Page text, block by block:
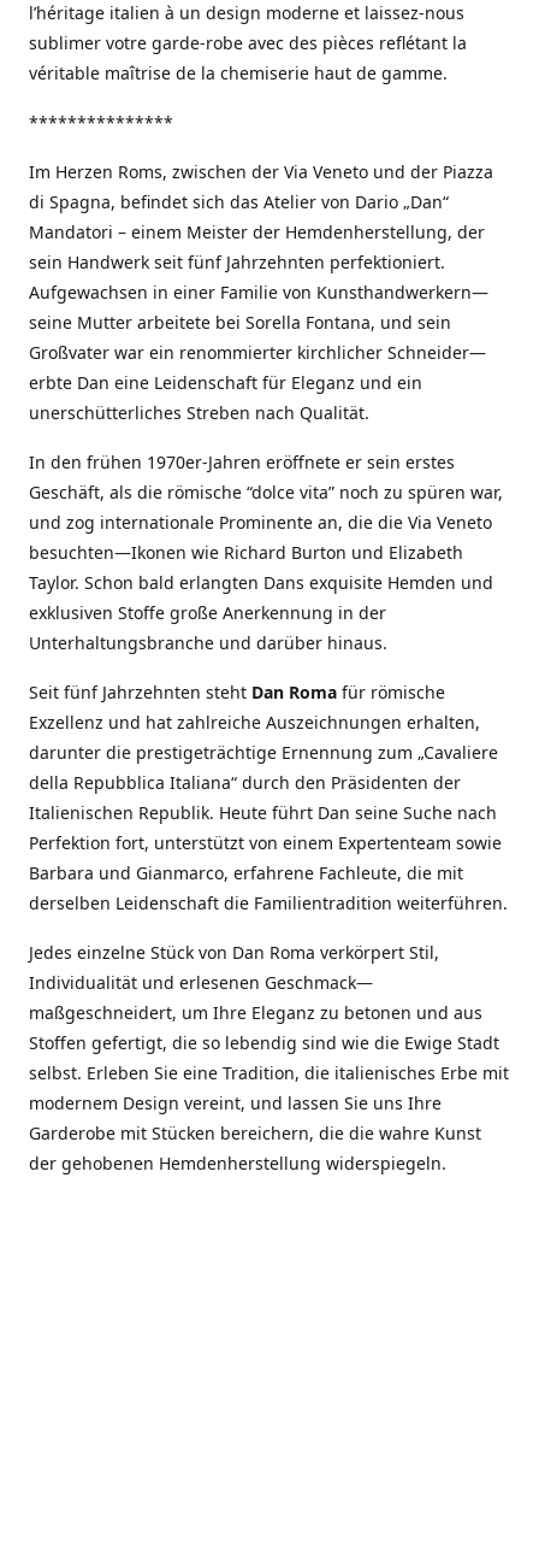
l’héritage italien à un design moderne et laissez-nous
sublimer votre garde-robe avec des pièces reflétant la
véritable maîtrise de la chemiserie haut de gamme.
***************
Im Herzen Roms, zwischen der Via Veneto und der Piazza
di Spagna, befindet sich das Atelier von Dario „Dan“
Mandatori – einem Meister der Hemdenherstellung, der
sein Handwerk seit fünf Jahrzehnten perfektioniert.
Aufgewachsen in einer Familie von Kunsthandwerkern—
seine Mutter arbeitete bei Sorella Fontana, und sein
Großvater war ein renommierter kirchlicher Schneider—
erbte Dan eine Leidenschaft für Eleganz und ein
unerschütterliches Streben nach Qualität.
In den frühen 1970er-Jahren eröffnete er sein erstes
Geschäft, als die römische “dolce vita” noch zu spüren war,
und zog internationale Prominente an, die die Via Veneto
besuchten—Ikonen wie Richard Burton und Elizabeth
Taylor. Schon bald erlangten Dans exquisite Hemden und
exklusiven Stoffe große Anerkennung in der
Unterhaltungsbranche und darüber hinaus.
Seit fünf Jahrzehnten steht Dan Roma für römische
Exzellenz und hat zahlreiche Auszeichnungen erhalten,
darunter die prestigeträchtige Ernennung zum „Cavaliere
della Repubblica Italiana“ durch den Präsidenten der
Italienischen Republik. Heute führt Dan seine Suche nach
Perfektion fort, unterstützt von einem Expertenteam sowie
Barbara und Gianmarco, erfahrene Fachleute, die mit
derselben Leidenschaft die Familientradition weiterführen.
Jedes einzelne Stück von Dan Roma verkörpert Stil,
Individualität und erlesenen Geschmack—
maßgeschneidert, um Ihre Eleganz zu betonen und aus
Stoffen gefertigt, die so lebendig sind wie die Ewige Stadt
selbst. Erleben Sie eine Tradition, die italienisches Erbe mit
modernem Design vereint, und lassen Sie uns Ihre
Garderobe mit Stücken bereichern, die die wahre Kunst
der gehobenen Hemdenherstellung widerspiegeln.